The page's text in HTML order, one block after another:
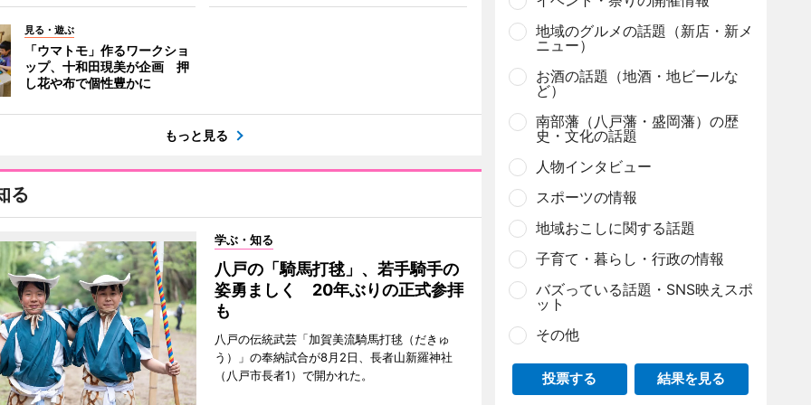
見る・遊ぶ
「ウマトモ」作るワークショ
ップ、十和田現美が企画 押
し花や布で個性豊かに
もっと見る
る
学ぶ・知る
八戸の「騎馬打毬」、若手騎手の
姿勇ましく 20年ぶりの正式参拝
も
八戸の伝統武芸「加賀美流騎馬打毬（だきゅ
う）」の奉納試合が8月2日、長者山新羅神社
（八戸市長者1）で開かれた。
地域のグルメの話題（新店・新メ
ニュー）
お酒の話題（地酒・地ビールな
ど）
南部藩（八戸藩・盛岡藩）の歴
史・文化の話題
人物インタビュー
スポーツの情報
地域おこしに関する話題
子育て・暮らし・行政の情報
バズっている話題・SNS映えスポ
ット
その他
投票する 結果を見る